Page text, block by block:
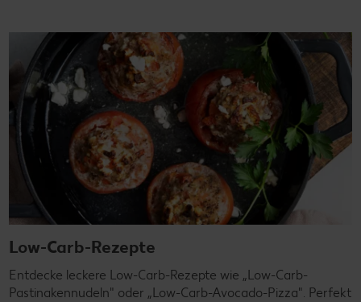
Low-Carb-Rezepte
Entdecke leckere Low-Carb-Rezepte wie „Low-Carb-
Pastinakennudeln" oder „Low-Carb-Avocado-Pizza". Perfekt